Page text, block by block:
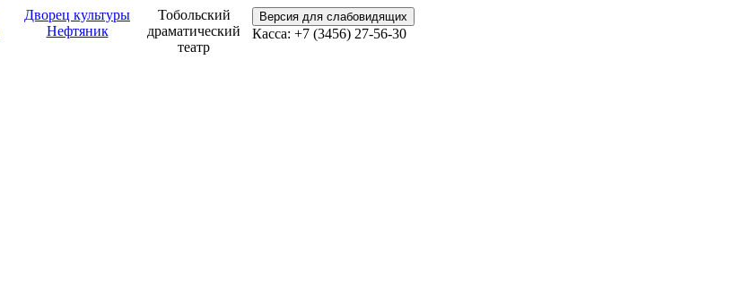
Дворец культуры
Нефтяник
Тобольский
драматический
театр
Версия для слабовидящих
Касса: +7 (3456) 27-56-30